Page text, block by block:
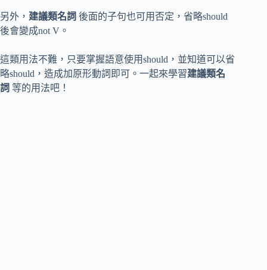
另外， 建議類名詞 後面的子句也可用否定，省略should
後會變成not V。
這類用法不難，只要掌握語意使用should，並知道可以省
略should，造成加原形動詞即可。一起來學習建議類名
詞 等的用法吧！